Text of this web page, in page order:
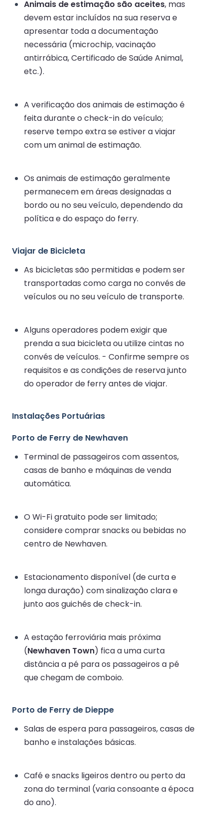
Animais de estimação são aceites, mas
devem estar incluídos na sua reserva e
apresentar toda a documentação
necessária (microchip, vacinação
antirrábica, Certificado de Saúde Animal,
etc.).
A verificação dos animais de estimação é
feita durante o check-in do veículo;
reserve tempo extra se estiver a viajar
com um animal de estimação.
Os animais de estimação geralmente
permanecem em áreas designadas a
bordo ou no seu veículo, dependendo da
política e do espaço do ferry.
Viajar de Bicicleta
As bicicletas são permitidas e podem ser
transportadas como carga no convés de
veículos ou no seu veículo de transporte.
Alguns operadores podem exigir que
prenda a sua bicicleta ou utilize cintas no
convés de veículos. - Confirme sempre os
requisitos e as condições de reserva junto
do operador de ferry antes de viajar.
Instalações Portuárias
Porto de Ferry de Newhaven
Terminal de passageiros com assentos,
casas de banho e máquinas de venda
automática.
O Wi-Fi gratuito pode ser limitado;
considere comprar snacks ou bebidas no
centro de Newhaven.
Estacionamento disponível (de curta e
longa duração) com sinalização clara e
junto aos guichés de check-in.
A estação ferroviária mais próxima
(Newhaven Town) fica a uma curta
distância a pé para os passageiros a pé
que chegam de comboio.
Porto de Ferry de Dieppe
Salas de espera para passageiros, casas de
banho e instalações básicas.
Café e snacks ligeiros dentro ou perto da
zona do terminal (varia consoante a época
do ano).